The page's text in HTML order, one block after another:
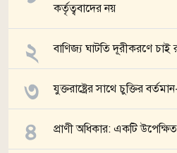
কর্তৃত্ববাদের নয়
বাণিজ্য ঘাটতি দূরীকরণে চাই
যুক্তরাষ্ট্রের সাথে চুক্তির
প্রাণী অধিকার: একটি উপেক্ষিত